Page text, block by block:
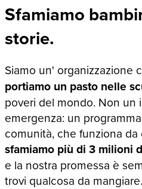
Sfamiamo
storie.
Siamo un' organizzazione
portiamo un pasto nelle
poveri del mondo. Non un
emergenza: un
comunità, che funziona
sfamiamo più di 3 milioni
e la nostra promessa è
trovi qualcosa da mangiare.